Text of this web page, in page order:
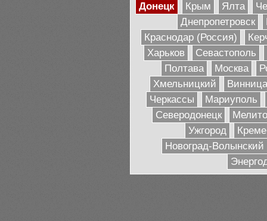
Донецк
Крым Ялта
Днепропетровск
Краснодар (Россия)
Харьков
Севастополь
Полтава
Москва
Хмельницкий
Винница
Черкассы
Мариуполь
Северодонецк
Ужгород
Новоград-Волынский